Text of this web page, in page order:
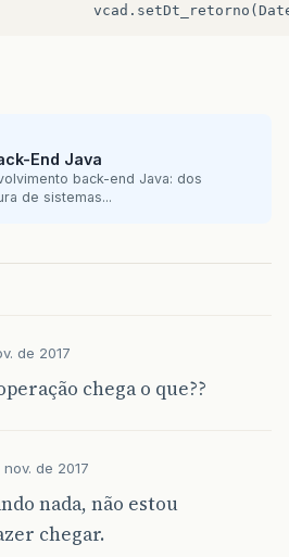
try {
}
="model.Vacina"
="c" uri="http://
"java.util.List"
"model.Caderneta"
End Java
back-end Java: dos
de sistemas...
de 2017
chega o que??
de 2017
nada, não estou
chegar.